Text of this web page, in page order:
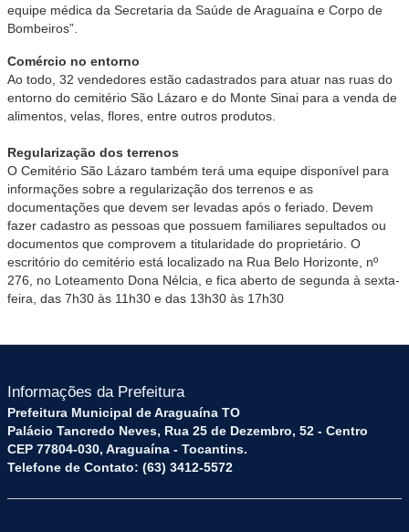
equipe médica da Secretaria da Saúde de Araguaína e Corpo de
Bombeiros”.
Comércio no entorno
Ao todo, 32 vendedores estão cadastrados para atuar nas ruas do
entorno do cemitério São Lázaro e do Monte Sinai para a venda de
alimentos, velas, flores, entre outros produtos.
Regularização dos terrenos
O Cemitério São Lázaro também terá uma equipe disponível para
informações sobre a regularização dos terrenos e as
documentações que devem ser levadas após o feriado. Devem
fazer cadastro as pessoas que possuem familiares sepultados ou
documentos que comprovem a titularidade do proprietário. O
escritório do cemitério está localizado na Rua Belo Horizonte, nº
276, no Loteamento Dona Nélcia, e fica aberto de segunda à sexta-
feira, das 7h30 às 11h30 e das 13h30 às 17h30
Informações da Prefeitura
Prefeitura Municipal de Araguaína TO
Palácio Tancredo Neves, Rua 25 de Dezembro, 52 - Centro
CEP 77804-030, Araguaína - Tocantins.
Telefone de Contato: (63) 3412-5572